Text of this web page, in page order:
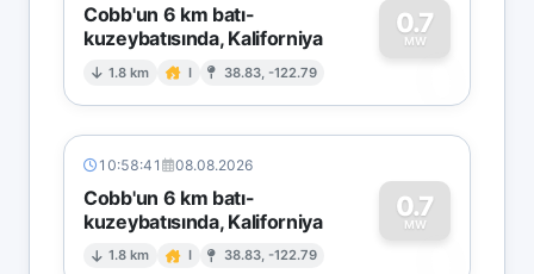
Cobb'un 6 km batı-
kuzeybatısında, Kaliforniya
1.8 km I 38.83, -122.79
0.7
MW
0
10:58:41 08.08.2026
Cobb'un 6 km batı-
kuzeybatısında, Kaliforniya
1.8 km I 38.83, -122.79
0.7
MW